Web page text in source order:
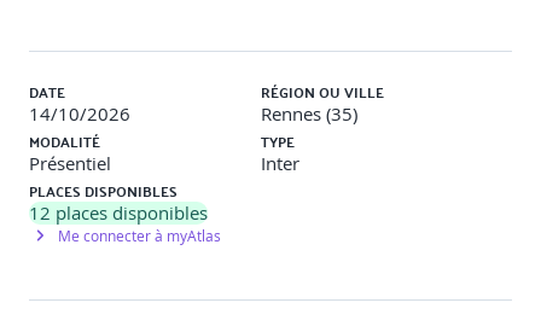
DATE
14/10/2026
RÉGION OU VILLE
Rennes (35)
MODALITÉ
Présentiel
TYPE
Inter
PLACES DISPONIBLES
12 places disponibles
Me connecter à myAtlas